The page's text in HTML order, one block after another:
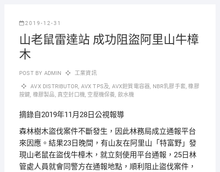
2019-12-31
山老鼠雷達站 成功阻盜阿里山牛樟
木
POST BY ADMIN 工業資訊
AVX DISTRIBUTOR, AVX TPS及, AVX鉭質電容器, NBR乳膠手套,橡膠
按鍵, 橡膠製品, 真空封口機, 空壓機保養, 飲水機
摘錄自2019年11月28日公視報導
森林樹木盜伐案件不斷發生，因此林務局成立通報平台
來因應。結果23日晚間，有山友在阿里山「特富野」發
現山老鼠在盜伐牛樟木，就立刻使用平台通報，25日林
管處人員就會同警方在通報地點，順利阻止盜伐案件，